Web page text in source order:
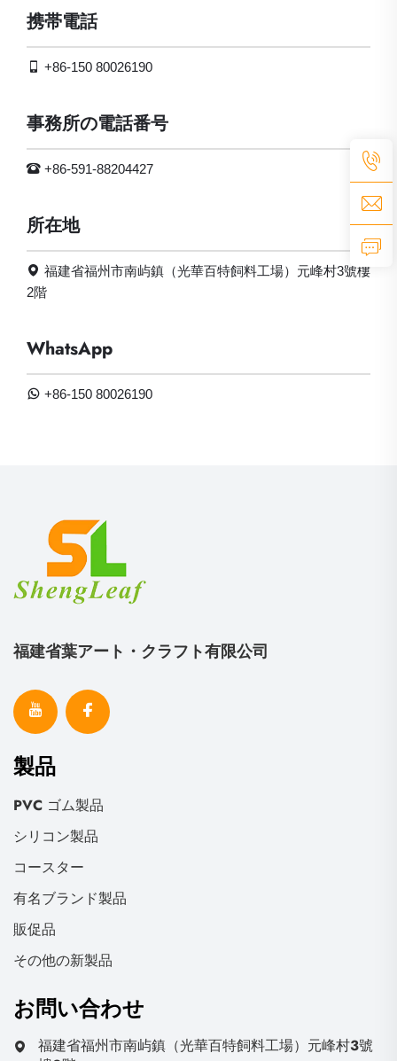
携帯電話
+86-150 80026190
事務所の電話番号
+86-591-88204427
所在地
福建省福州市南屿鎮（光華百特飼料工場）元峰村3號樓
2階
WhatsApp
+86-150 80026190
福建省葉アート・クラフト有限公司
製品
PVC ゴム製品
シリコン製品
コースター
有名ブランド製品
販促品
その他の新製品
お問い合わせ
福建省福州市南屿鎮（光華百特飼料工場）元峰村3號